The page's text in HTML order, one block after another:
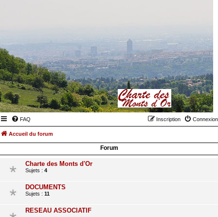
FAQ Connexion
Inscription
Accueil du forum
Forum
Charte des Monts d'Or
Sujets : 4
DOCUMENTS
Sujets : 11
RESEAU ASSOCIATIF